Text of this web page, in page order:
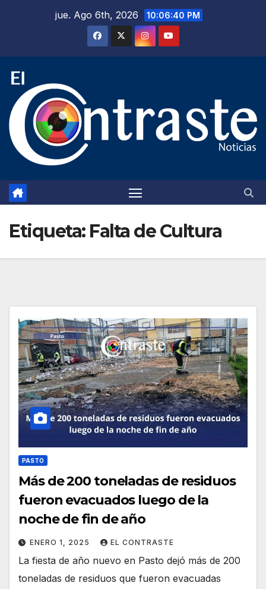
jue. Ago 6th, 2026 10:06:41 PM
Etiqueta: Falta de Cultura
PASTO
Más de 200 toneladas de residuos
fueron evacuados luego de la
noche de fin de año
ENERO 1, 2025 EL CONTRASTE
La fiesta de año nuevo en Pasto dejó más de 200
toneladas de residuos que fueron evacuadas